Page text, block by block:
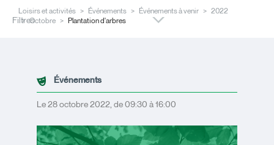
Loisirs et activités Événements Événements à venir
2022
Octobre
Plantation d'arbres
Filtres
Événements
Le 28 octobre 2022, de 09:30 à 16:00